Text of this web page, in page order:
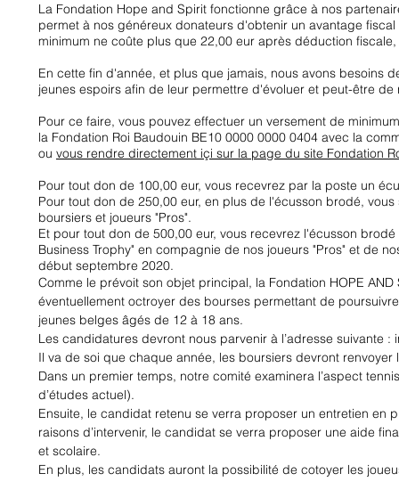
La Fondation Hope and Spirit fonctionne grâce à nos
permet à nos généreux donateurs d'obtenir un avantage
minimum ne coûte plus que 22,00 eur après déduction
En cette fin d'année, et plus que jamais, nous avons besoins
jeunes espoirs afin de leur permettre d'évoluer et peut-être de
Pour ce faire, vous pouvez effectuer un versement de
la Fondation Roi Baudouin BE10 0000 0000 0404 avec la
ou vous rendre directement içi sur la page du site Fondation
Pour tout don de 100,00 eur, vous recevrez par la poste un
Pour tout don de 250,00 eur, en plus de l'écusson brodé,
boursiers et joueurs "Pros".
Et pour tout don de 500,00 eur, vous recevrez l'écusson
Business Trophy" en compagnie de nos joueurs "Pros" et de
début septembre 2020.
Comme le prévoit son objet principal, la Fondation HOPE
éventuellement octroyer des bourses permettant de
jeunes belges âgés de 12 à 18 ans.
Les candidatures devront nous parvenir à l’adresse suivante :
Il va de soi que chaque année, les boursiers devront
Dans un premier temps, notre comité examinera l’aspect
d’études actuel).
Ensuite, le candidat retenu se verra proposer un entretien en
raisons d’intervenir, le candidat se verra proposer une aide
et scolaire.
En plus, les candidats auront la possibilité de cotoyer les